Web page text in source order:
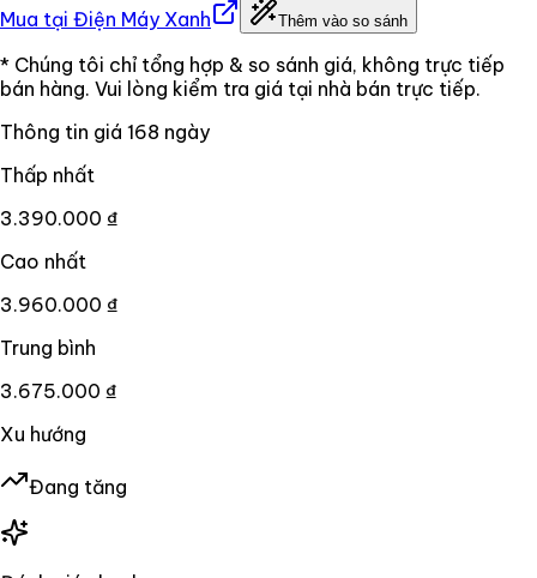
Mua tại Điện Máy Xanh Thêm vào so sánh
* Chúng tôi chỉ tổng hợp & so sánh giá, không trực tiếp
bán hàng. Vui lòng kiểm tra giá tại nhà bán trực tiếp.
Thông tin giá 168 ngày
Thấp nhất
3.390.000 ₫
Cao nhất
3.960.000 ₫
Trung bình
3.675.000 ₫
Xu hướng
Đang tăng